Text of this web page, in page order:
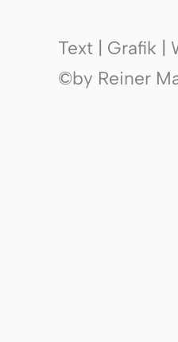
Text | Grafik |
©by Reiner